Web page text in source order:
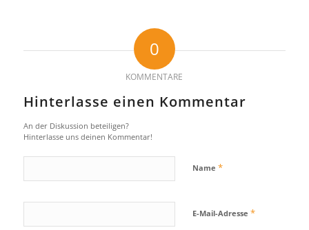
0
KOMMENTARE
Hinterlasse einen Kommentar
An der Diskussion beteiligen?
Hinterlasse uns deinen Kommentar!
Name *
E-Mail-Adresse *